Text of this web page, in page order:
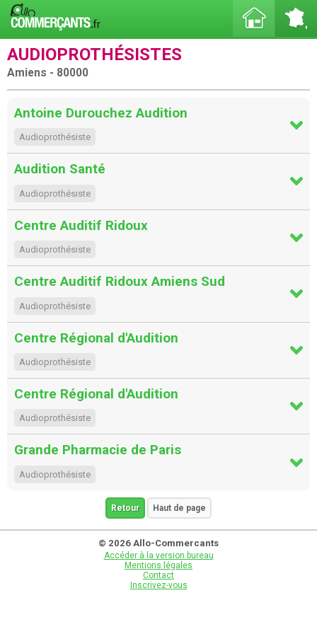
AUDIOPROTHÉSISTES
Amiens - 80000
Antoine Durouchez Audition
Audioprothésiste
Audition Santé
Audioprothésiste
Centre Auditif Ridoux
Audioprothésiste
Centre Auditif Ridoux Amiens Sud
Audioprothésiste
Centre Régional d'Audition
Audioprothésiste
Centre Régional d'Audition
Audioprothésiste
Grande Pharmacie de Paris
Audioprothésiste
Retour Haut de page
© 2026 Allo-Commercants
Accéder à la version bureau
Mentions légales
Contact
Inscrivez-vous